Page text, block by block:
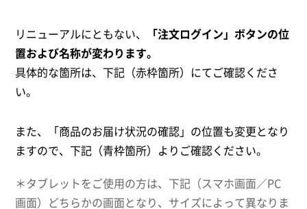
リニューアルにともない、
「注文ログイン」ボタンの位
置および名称が変わります。
具体的な箇所は、下記（赤枠箇所）にてご確認くださ
い。
また、「商品のお届け状況の確認」の位置も変更となり
ますので、下記（青枠箇所）よりご確認ください。
＊タブレットをご使用の方は、下記（スマホ画面／PC
画面）どちらかの画面となり、サイズによって異なりま